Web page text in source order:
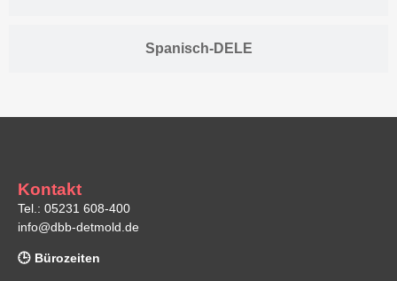
Spanisch-DELE
Kontakt
Tel.: 05231 608-400
info@dbb-detmold.de
🕒 Bürozeiten